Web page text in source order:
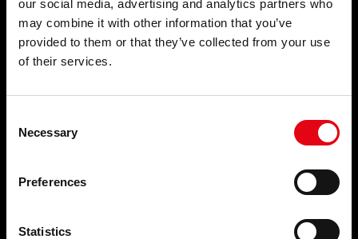
our social media, advertising and analytics partners who
may combine it with other information that you’ve
provided to them or that they’ve collected from your use
of their services.
Selection
Necessary
Preferences
Statistics
КОНТАКТЫ
СКАЧАТЬ
События и новости
КОМПАНИЯ
Кто мы
Организация
Facebook
КАРТА САЙТА